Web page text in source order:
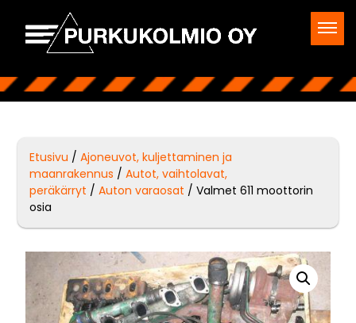
Etusivu /Ajoneuvot, kuljettaminen ja
maanrakennus /Autot, vaihtolavat,
peräkärryt /Auton varaosat / Valmet 611 moottorin
osia